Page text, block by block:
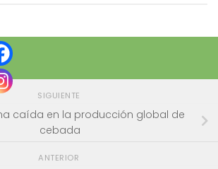
SIGUIENTE
caída en la producción global de
cebada
ANTERIOR